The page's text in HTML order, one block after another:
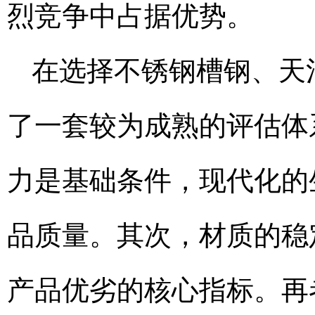
烈竞争中占据优势。
在选择不锈钢槽钢、
了一套较为成熟的评估
力是基础条件，现代化
品质量。其次，材质的
产品优劣的核心指标。